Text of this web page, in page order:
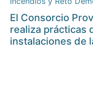
El Consorcio
realiza prácticas
instalaciones de